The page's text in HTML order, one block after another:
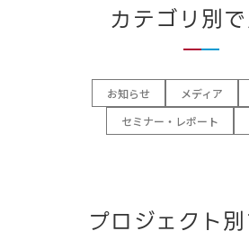
カテゴリ別
お知らせ メディア
セミナー・レポート
プロジェクト